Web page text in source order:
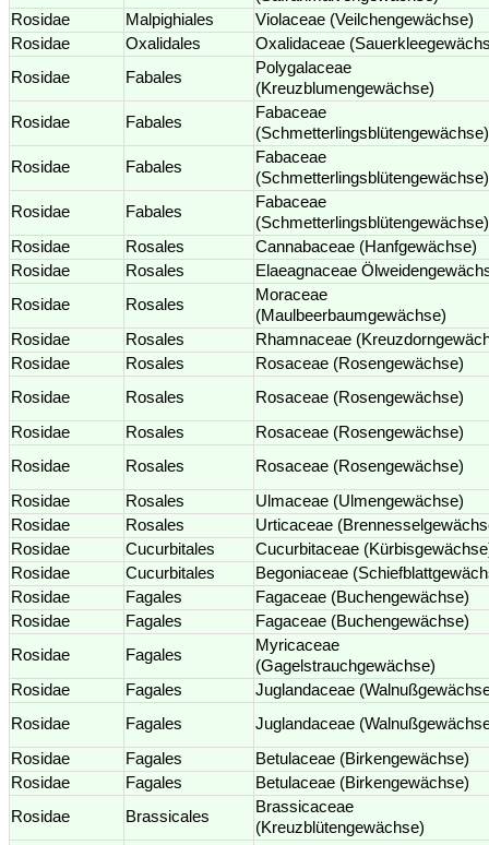
Rosidae
Malpighiales
Violaceae (Veilchengewächse)
Rosidae
Oxalidales
Oxalidaceae
Rosidae
Fabales
Polygalaceae
(Kreuzblumengewächse)
Rosidae
Fabales
Fabaceae
(Schmetterlingsblütengewächse)
Rosidae
Fabales
Fabaceae
(Schmetterlingsblütengewächse)
Rosidae
Fabales
Fabaceae
(Schmetterlingsblütengewächse)
Rosidae
Rosales
Cannabaceae (Hanfgewächse)
Rosidae
Rosales
Elaeagnaceae
Rosidae
Rosales
Moraceae
(Maulbeerbaumgewächse)
Rosidae
Rosales
Rhamnaceae
Rosidae
Rosales
Rosaceae (Rosengewächse)
Rosidae
Rosales
Rosaceae (Rosengewächse)
Rosidae
Rosales
Rosaceae (Rosengewächse)
Rosidae
Rosales
Rosaceae (Rosengewächse)
Rosidae
Rosales
Ulmaceae (Ulmengewächse)
Rosidae
Rosales
Urticaceae
Rosidae
Cucurbitales
Cucurbitaceae
Rosidae
Cucurbitales
Begoniaceae
Rosidae
Fagales
Fagaceae (Buchengewächse)
Rosidae
Fagales
Fagaceae (Buchengewächse)
Rosidae
Fagales
Myricaceae
(Gagelstrauchgewächse)
Rosidae
Fagales
Juglandaceae
Rosidae
Fagales
Juglandaceae
Rosidae
Fagales
Betulaceae (Birkengewächse)
Rosidae
Fagales
Betulaceae (Birkengewächse)
Rosidae
Brassicales
Brassicaceae
(Kreuzblütengewächse)